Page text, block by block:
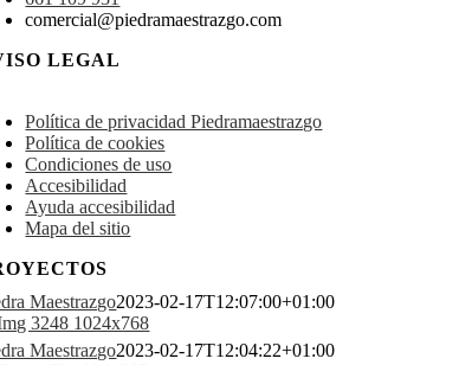
comercial@piedramaestrazgo.com
LEGAL
Política de privacidad Piedramaestrazgo
Política de cookies
Condiciones de uso
Accesibilidad
Ayuda accesibilidad
Mapa del sitio
Maestrazgo2023-02-17T12:07:00+01:00
Maestrazgo2023-02-17T12:04:22+01:00